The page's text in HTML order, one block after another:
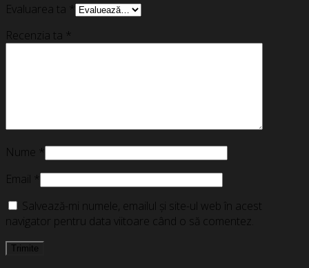
Evaluarea ta *
Recenzia ta *
Nume *
Email *
Salvează-mi numele, emailul și site-ul web în acest
navigator pentru data viitoare când o să comentez.